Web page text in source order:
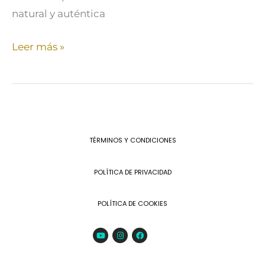
natural y auténtica
Leer más »
TÉRMINOS Y CONDICIONES
POLÍTICA DE PRIVACIDAD
POLÍTICA DE COOKIES
YoutubeInstagramFacebook